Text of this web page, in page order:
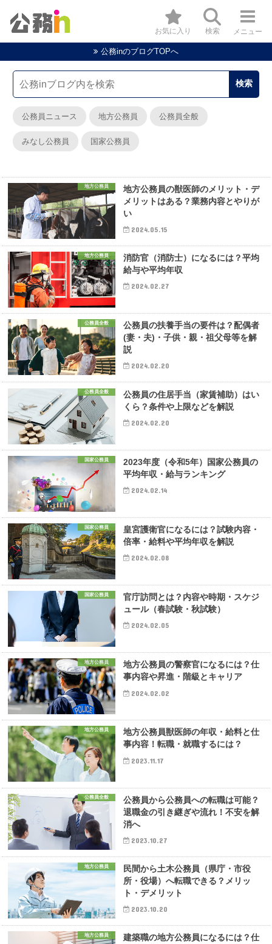
お気に入り 検索 メニュー
公務inのブログTOPへ
公務員ニュース 地方公務員 公務員全般
みなし公務員 国家公務員
地方公務員
地方公務員の獣医師のメリット・デ
メリットはある？業務内容とやりが
い
2024.05.15
地方公務員
消防官（消防士）になるには？平均
給与や平均年収
2024.02.27
公務員全般
公務員の扶養手当の要件は？配偶者
(妻・夫)・子供・親・祖父母等を解
説
2024.02.20
公務員全般
公務員の住居手当（家賃補助）はい
くら？条件や上限などを解説
2024.02.20
国家公務員
2023年度（令和5年）国家公務員の
平均年収・給与ランキング
2024.02.14
国家公務員
皇宮護衛官になるには？試験内容・
倍率・給料や平均年収を解説
2024.02.08
国家公務員
官庁訪問とは？内容や時期・スケジ
ュール（春試験・秋試験）
2024.02.05
地方公務員
地方公務員の警察官になるには？仕
事内容や昇進・階級とキャリア
2024.02.02
地方公務員
地方公務員獣医師の年収・給料と仕
事内容！転職・就職するには？
2023.11.17
公務員全般
公務員から公務員への転職は可能？
退職金の引き継ぎや流れ！不安を解
消へ
2023.10.27
地方公務員
民間から土木公務員（県庁・市役
所・役場）へ転職できる？メリッ
ト・デメリット
2023.10.20
地方公務員
建築職の地方公務員になるには？仕